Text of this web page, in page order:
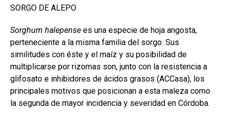
SORGO DE ALEPO
Sorghum halepense es una especie de hoja angosta,
perteneciente a la misma familia del sorgo. Sus
similitudes con éste y el maíz y su posibilidad de
multiplicarse por rizomas son, junto con la resistencia a
glifosato e inhibidores de ácidos grasos (ACCasa), los
principales motivos que posicionan a esta maleza como
la segunda de mayor incidencia y severidad en Córdoba.